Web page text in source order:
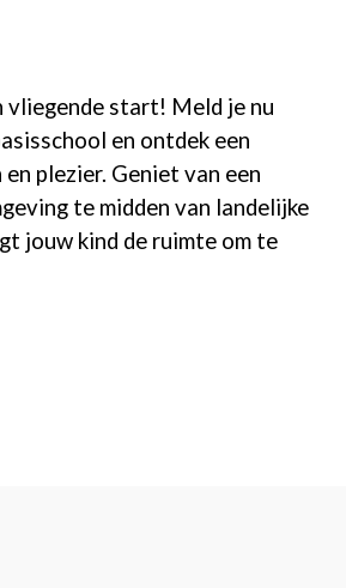
vliegende start! Meld je nu
en ontdek een
plezier. Geniet van een
te midden van landelijke
jouw kind de ruimte om te